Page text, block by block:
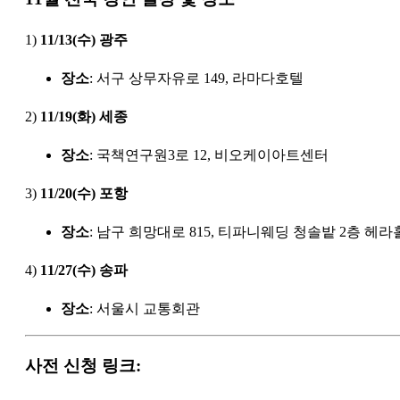
1) 11/13(수) 광주
장소: 서구 상무자유로 149, 라마다호텔
2) 11/19(화) 세종
장소: 국책연구원3로 12, 비오케이아트센터
3) 11/20(수) 포항
장소: 남구 희망대로 815, 티파니웨딩 청솔밭 2층 헤라
4) 11/27(수) 송파
장소: 서울시 교통회관
사전 신청 링크: